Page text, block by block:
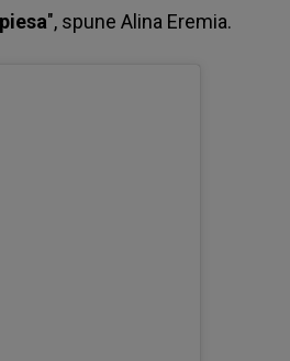
", spune Alina Eremia.